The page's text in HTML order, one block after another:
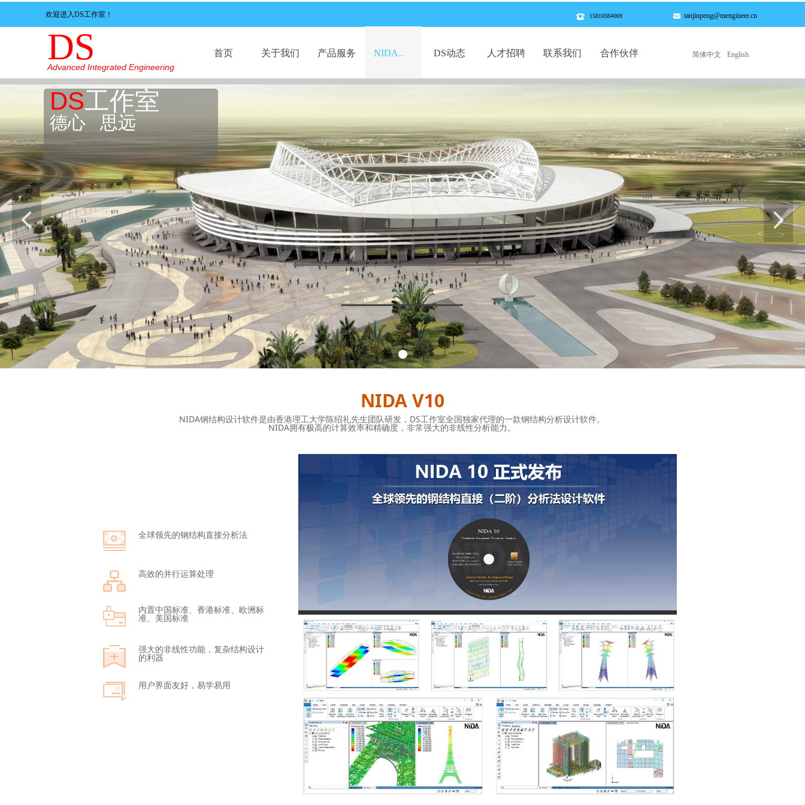
뀰 15810384069 낂 tanjinpeng@mengineer.cn
欢迎进入DS工作室！
DS
Advanced Integrated Engineering
首页 关于我们 产品服务 NIDA专栏 DS动态 人才招聘 联系我们 合作伙伴
DS工作室
德心 思远
넳 넲
简体中文 English
NIDA钢结构设计软件是由香港理工大学陈绍礼先生团队研发，DS工作室全国独家代理的一款钢结构分析设计软件。
NIDA拥有极高的计算效率和精确度，非常强大的非线性分析能力。
NIDA V10
内置中国标准、香港标准、欧洲标
准、美国标准
高效的并行运算处理
强大的非线性功能，复杂结构设计
的利器
用户界面友好，易学易用
全球领先的钢结构直接分析法